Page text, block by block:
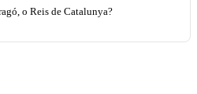
o Reis de Catalunya?